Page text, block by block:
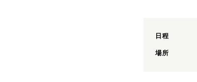
日程
場所